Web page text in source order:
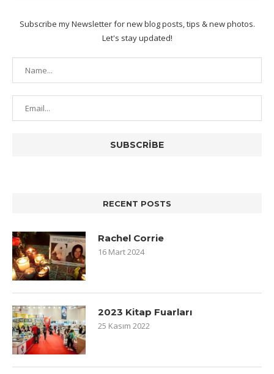
Subscribe my Newsletter for new blog posts, tips & new photos.
Let's stay updated!
RECENT POSTS
Rachel Corrie
16 Mart 2024
2023 Kitap Fuarları
25 Kasım 2022